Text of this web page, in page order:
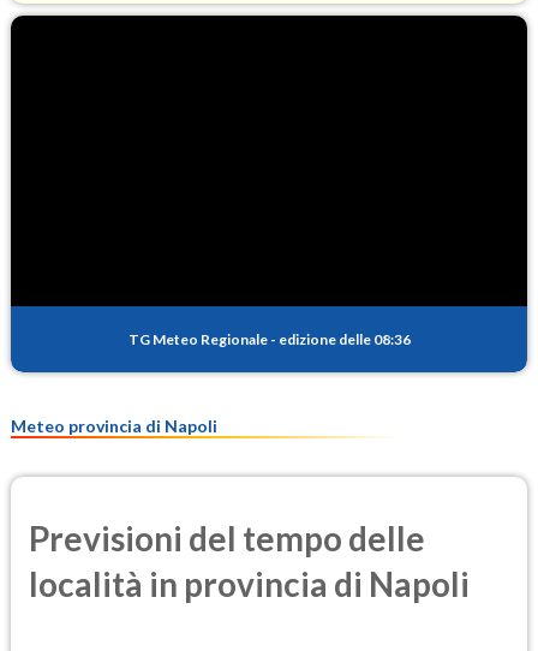
PM25
TG Meteo Regionale - edizione delle 08:36
Meteo provincia di Napoli
Previsioni del tempo delle
località in provincia di Napoli